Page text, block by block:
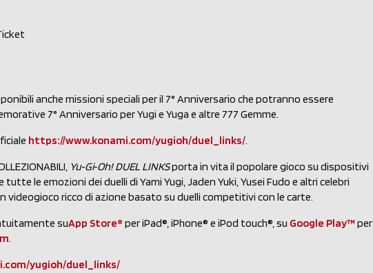
anche missioni speciali per il 7° Anniversario che potranno essere
7° Anniversario per Yugi e Yuga e altre 777 Gemme.
https://www.konami.com/yugioh/duel_links/.
Yu‑Gi‑Oh! DUEL LINKSporta in vita il popolare gioco su dispositivi
le emozioni dei duelli di Yami Yugi, Jaden Yuki, Yusei Fudo e altri celebri
videogioco ricco di azione basato su duelli competitivi con le carte.
suApp Store® per iPad®, iPhone® e iPod touch®, su Google Play™per
.
yugioh/duel_links/